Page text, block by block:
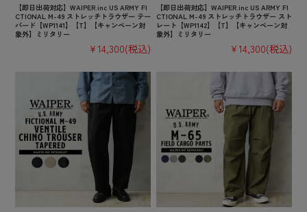
【即日出荷対応】WAIPER.inc US ARMY FI
CTIONAL M-49 ストレッチトラウザー テー
パード【WP1141】【T】【キャンペーン対
象外】ミリタリー
¥14,300(税込)
【即日出荷対応】WAIPER.inc US ARMY FI
CTIONAL M-49 ストレッチトラウザー スト
レート【WP1142】【T】【キャンペーン対
象外】ミリタリー
¥14,300(税込)